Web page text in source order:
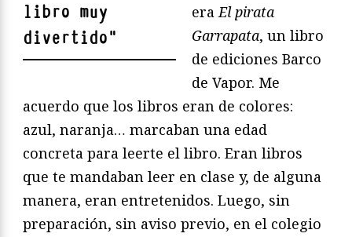
libro muy
divertido"
eraEl pirata
Garrapata, un libro
de ediciones Barco
de Vapor. Me
acuerdo que los libros eran de colores:
azul, naranja… marcaban una edad
concreta para leerte el libro. Eran libros
que te mandaban leer en clase y, de alguna
manera, eran entretenidos. Luego, sin
preparación, sin aviso previo, en el colegio